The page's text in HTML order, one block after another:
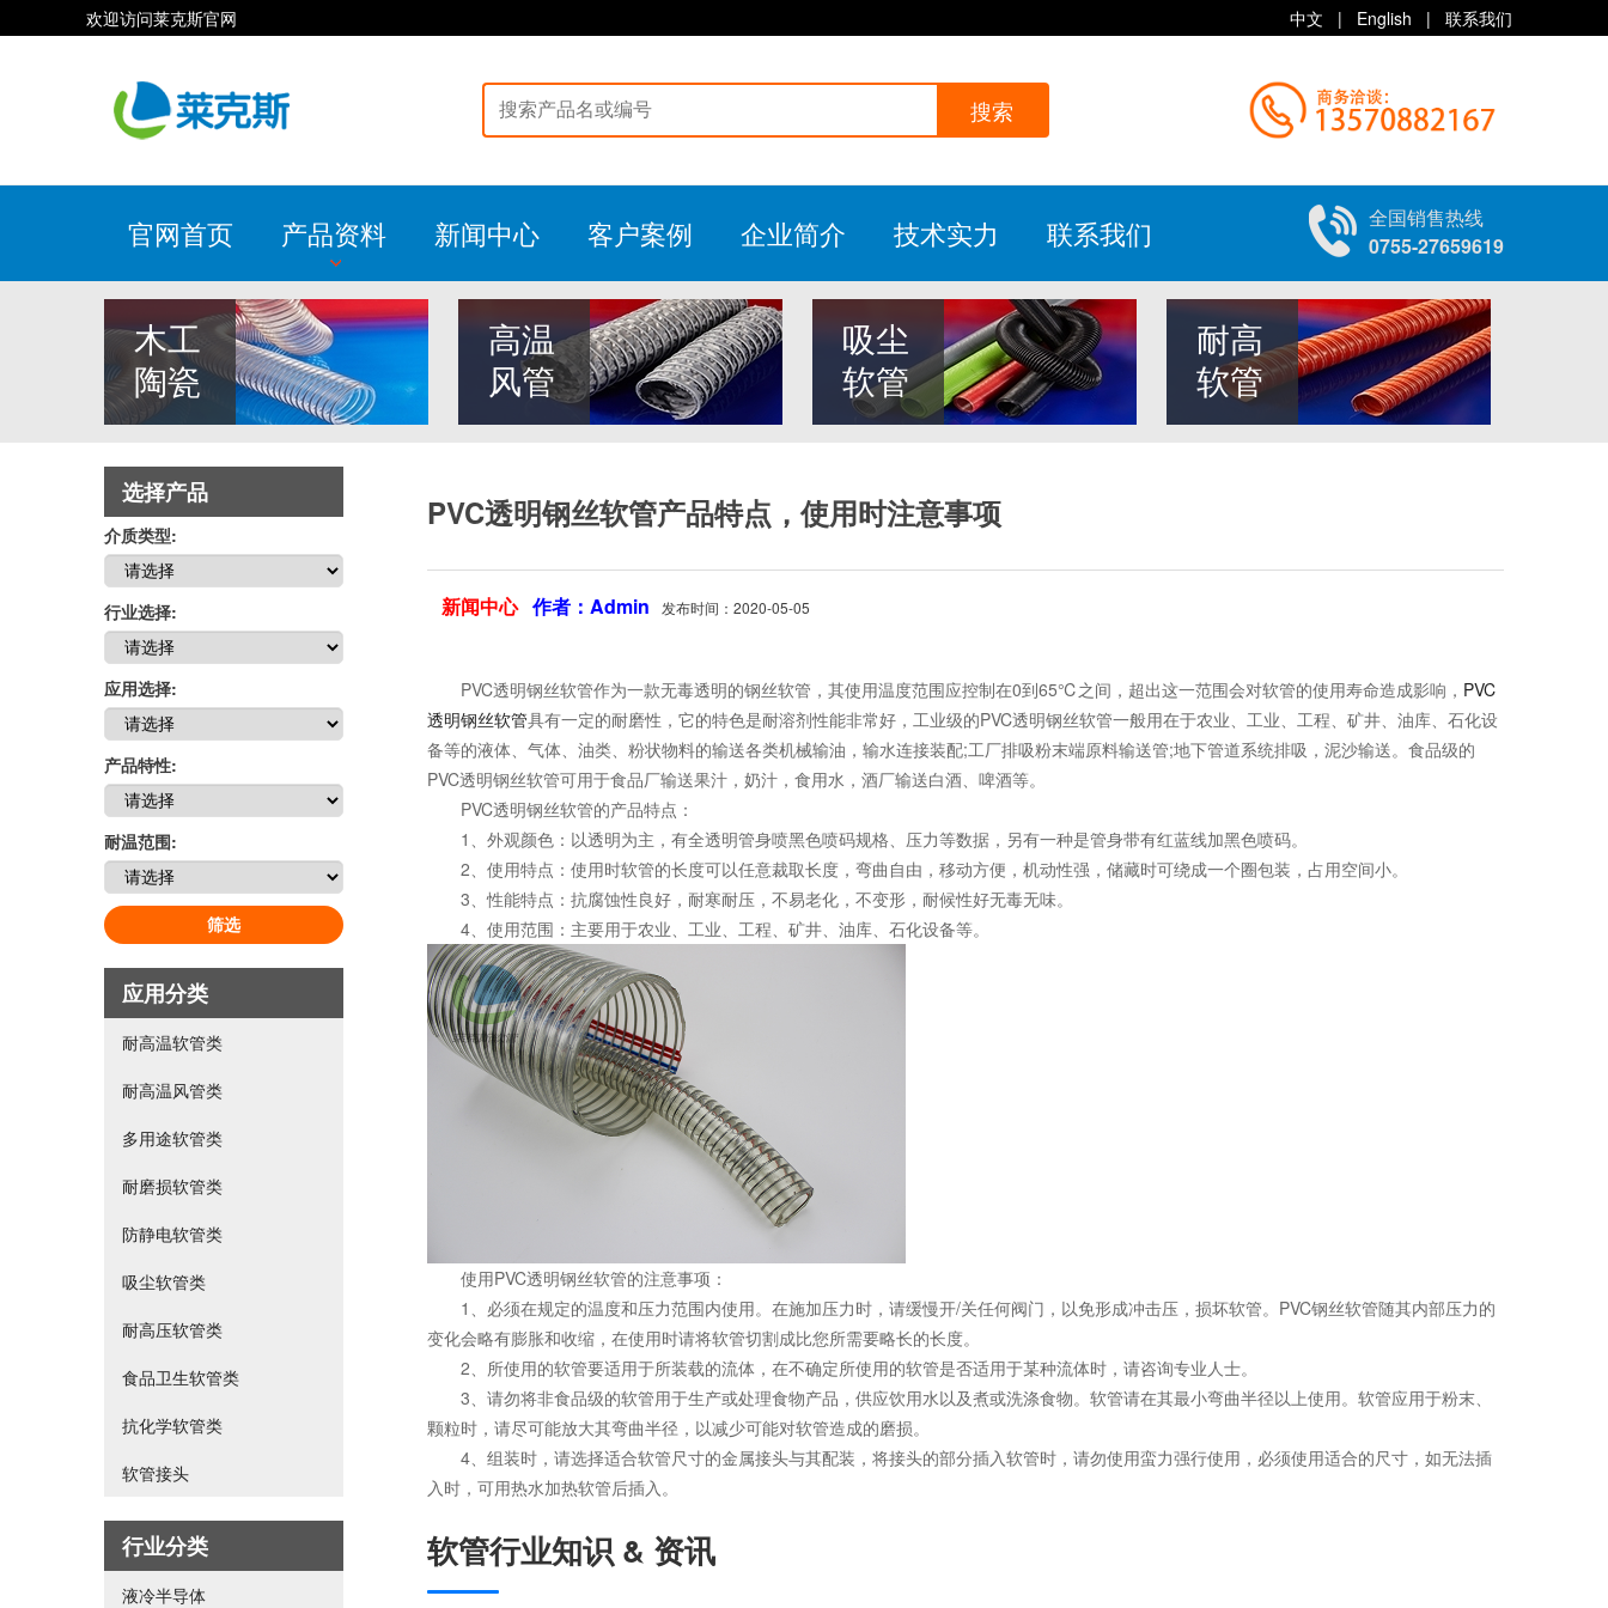
欢迎访问莱克斯官网 中文 | English | 联系我们
搜索
官网首页 产品资料 新闻中心 客户案例 企业简介 技术实力 联系我们
全国销售热线
0755-27659619
木工
陶瓷
高温
风管
吸尘
软管
耐高
软管
选择产品
介质类型:
行业选择:
应用选择:
产品特性:
耐温范围:
筛选
应用分类
耐高温软管类
耐高温风管类
多用途软管类
耐磨损软管类
防静电软管类
吸尘软管类
耐高压软管类
食品卫生软管类
抗化学软管类
软管接头
行业分类
液冷半导体
PVC透明钢丝软管产品特点，使用时注意事项
新闻中心 作者：Admin 发布时间：2020-05-05
PVC透明钢丝软管作为一款无毒透明的钢丝软管，其使用温度范围应控制在0到65℃之间，超出这一范围会对软管的使用寿命造成影响， PVC
透明钢丝软管具有一定的耐磨性，它的特色是耐溶剂性能非常好，工业级的PVC透明钢丝软管一般用在于农业、工业、工程、矿井、油库、石化设
备等的液体、气体、油类、粉状物料的输送各类机械输油，输水连接装配;工厂排吸粉末端原料输送管;地下管道系统排吸，泥沙输送。食品级的
PVC透明钢丝软管可用于食品厂输送果汁，奶汁，食用水，酒厂输送白酒、啤酒等。
PVC透明钢丝软管的产品特点：
1、外观颜色：以透明为主，有全透明管身喷黑色喷码规格、压力等数据，另有一种是管身带有红蓝线加黑色喷码。
2、使用特点：使用时软管的长度可以任意裁取长度，弯曲自由，移动方便，机动性强，储藏时可绕成一个圈包装，占用空间小。
3、性能特点：抗腐蚀性良好，耐寒耐压，不易老化，不变形，耐候性好无毒无味。
4、使用范围：主要用于农业、工业、工程、矿井、油库、石化设备等。
使用PVC透明钢丝软管的注意事项：
1、必须在规定的温度和压力范围内使用。在施加压力时，请缓慢开/关任何阀门，以免形成冲击压，损坏软管。PVC钢丝软管随其内部压力的
变化会略有膨胀和收缩，在使用时请将软管切割成比您所需要略长的长度。
2、所使用的软管要适用于所装载的流体，在不确定所使用的软管是否适用于某种流体时，请咨询专业人士。
3、请勿将非食品级的软管用于生产或处理食物产品，供应饮用水以及煮或洗涤食物。软管请在其最小弯曲半径以上使用。软管应用于粉末、
颗粒时，请尽可能放大其弯曲半径，以减少可能对软管造成的磨损。
4、组装时，请选择适合软管尺寸的金属接头与其配装，将接头的部分插入软管时，请勿使用蛮力强行使用，必须使用适合的尺寸，如无法插
入时，可用热水加热软管后插入。
软管行业知识 & 资讯